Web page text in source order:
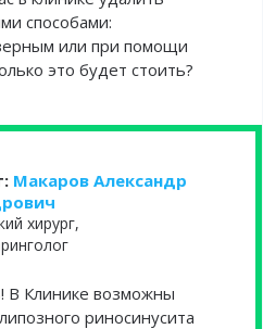
способами:
или при помощи
это будет стоить?
Макаров Александр
хирург,
В Клинике возможны
риносинусита